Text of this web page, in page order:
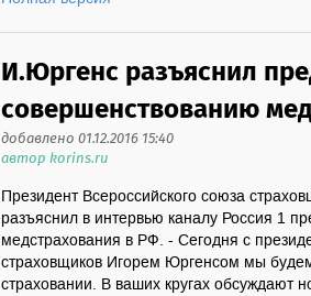
И.Юргенс разъяснил
совершенствованию
добавлено 01.12.2016 15:40
автор korins.ru
Президент Всероссийского союза
разъяснил в интервью каналу Россия 1
медстрахования в РФ. - Сегодня с
страховщиков Игорем Юргенсом мы
страховании. В ваших кругах обсуждают